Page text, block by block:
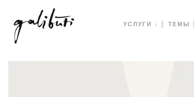
УСЛУГИ ↓ ТЕМЫ